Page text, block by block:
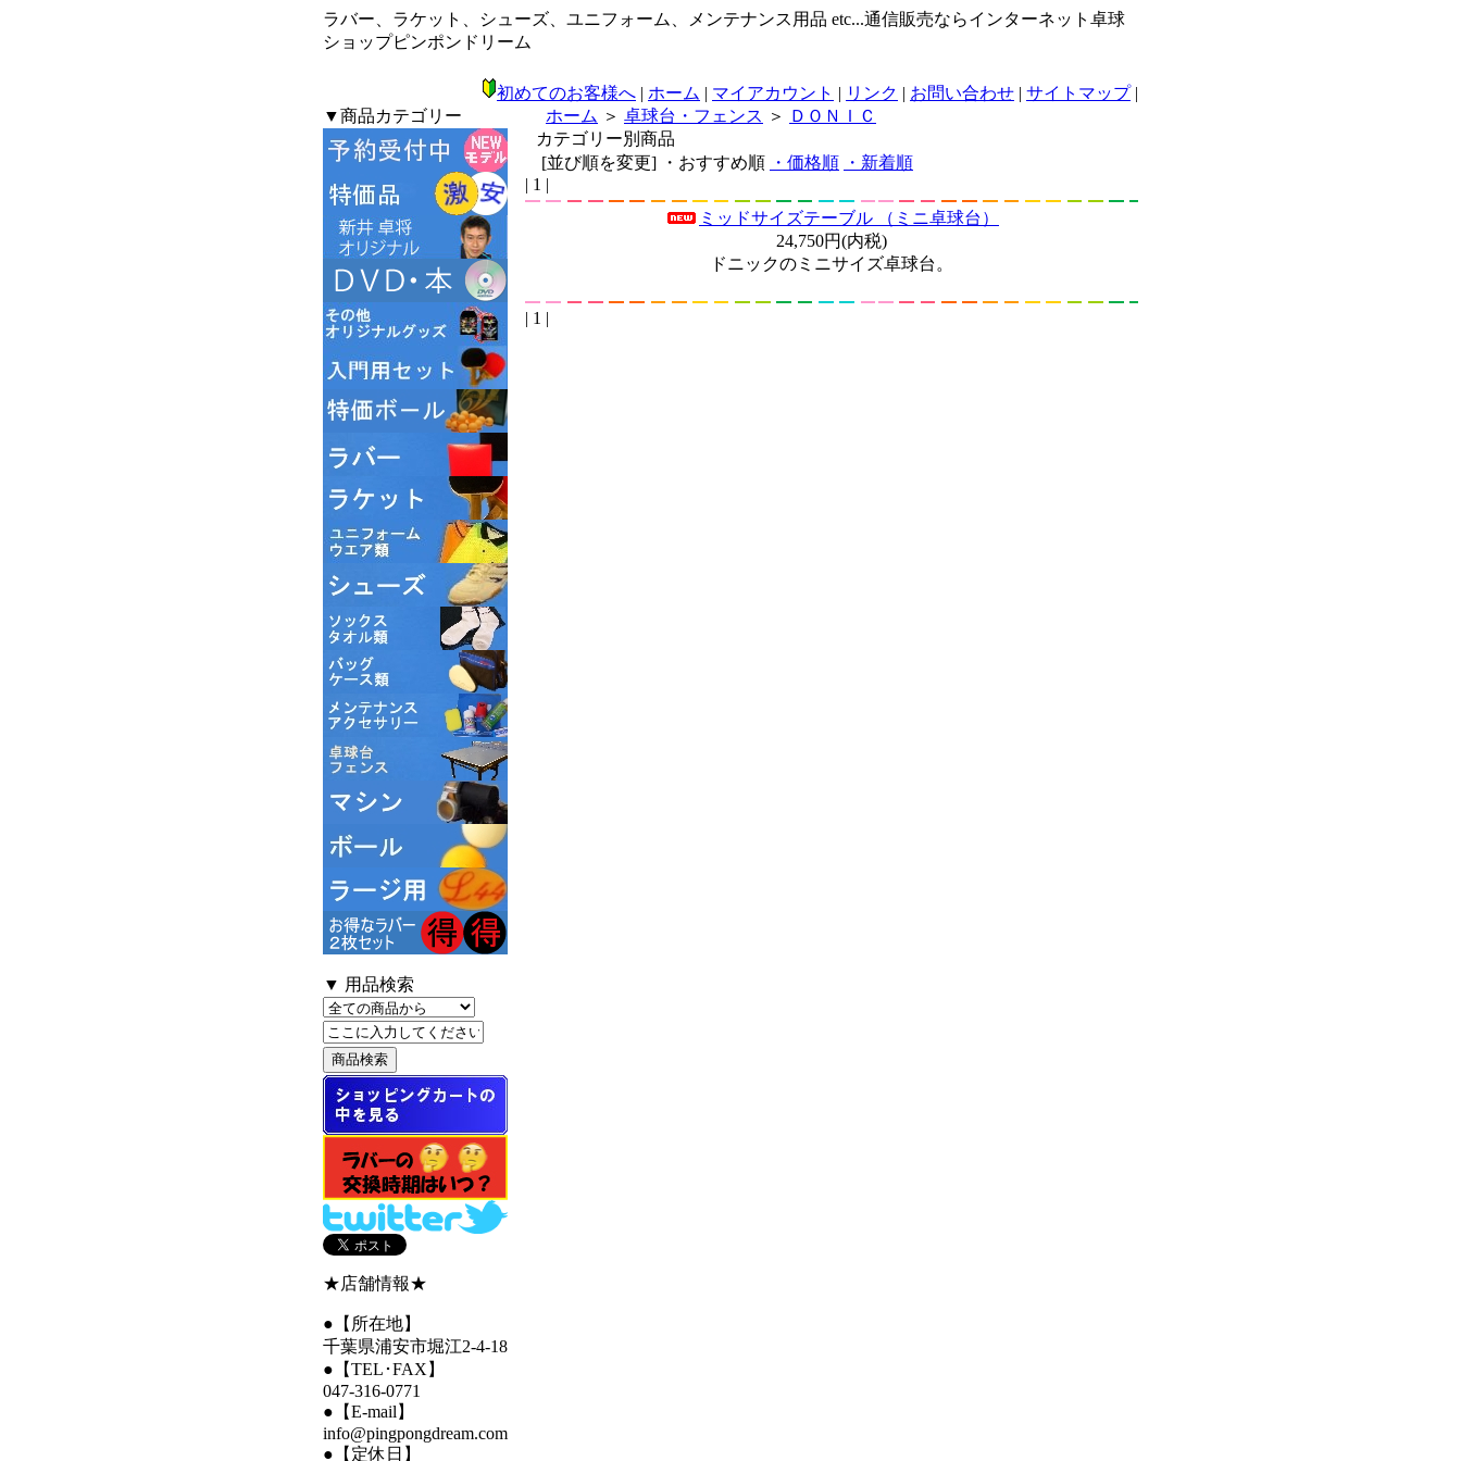
ラバー、ラケット、シューズ、ユニフォーム、メンテナンス用品 etc...通信販売ならインターネット卓球
ショップピンポンドリーム
初めてのお客様へ | ホーム | マイアカウント | リンク | お問い合わせ | サイトマップ|
▼商品カテゴリー
▼ 用品検索
★店舗情報★
●【所在地】
千葉県浦安市堀江2-4-18
●【TEL･FAX】
047-316-0771
●【E-mail】
info@pingpongdream.com
●【定休日】
ホーム ＞ 卓球台・フェンス ＞
ＤＯＮＩＣ
カテゴリー別商品
[並び順を変更]
・おすすめ順 ・価格順
・新着順
| 1 |
ミッドサイズテーブル （ミニ卓球台）
24,750円(内税)
ドニックのミニサイズ卓球台。
| 1 |